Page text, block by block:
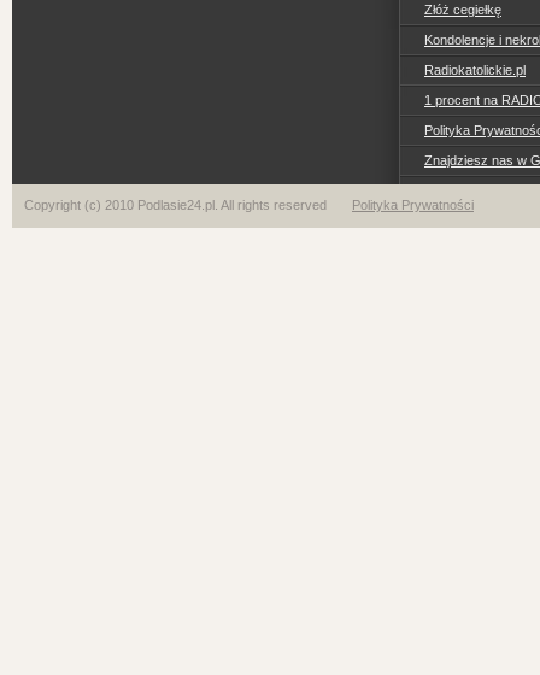
Złóż cegiełkę
Kondolencje i
Radiokatolickie.pl
1 procent na
Polityka
Znajdziesz nas w
Copyright (c) 2010 Podlasie24.pl. All rights reserved Polityka Prywatności